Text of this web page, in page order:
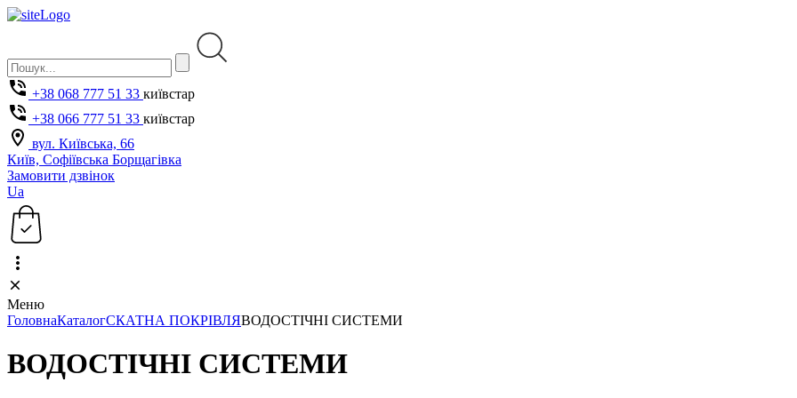
+38 068 777 51 33 київстар
+38 066 777 51 33 київстар
вул. Київська, 66
Київ, Софіївська Борщагівка
Замовити дзвінок
Ua
Меню
ГоловнаКаталогСКАТНА ПОКРІВЛЯВОДОСТІЧНІ СИСТЕМИ
ВОДОСТІЧНІ СИСТЕМИ